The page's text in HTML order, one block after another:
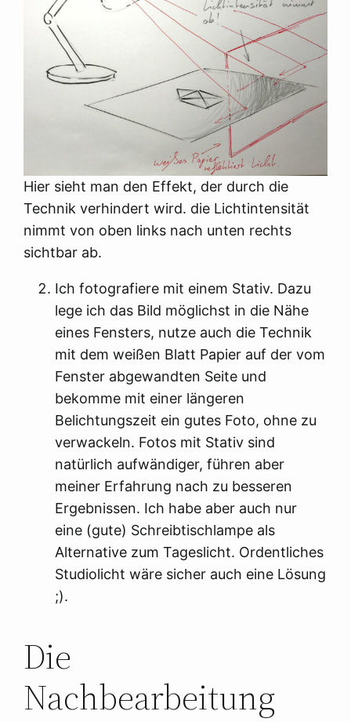
Hier sieht man den Effekt, der durch die
Technik verhindert wird. die Lichtintensität
nimmt von oben links nach unten rechts
sichtbar ab.
Ich fotografiere mit einem Stativ. Dazu
lege ich das Bild möglichst in die Nähe
eines Fensters, nutze auch die Technik
mit dem weißen Blatt Papier auf der vom
Fenster abgewandten Seite und
bekomme mit einer längeren
Belichtungszeit ein gutes Foto, ohne zu
verwackeln. Fotos mit Stativ sind
natürlich aufwändiger, führen aber
meiner Erfahrung nach zu besseren
Ergebnissen. Ich habe aber auch nur
eine (gute) Schreibtischlampe als
Alternative zum Tageslicht. Ordentliches
Studiolicht wäre sicher auch eine Lösung
;).
Die
Nachbearbeitung